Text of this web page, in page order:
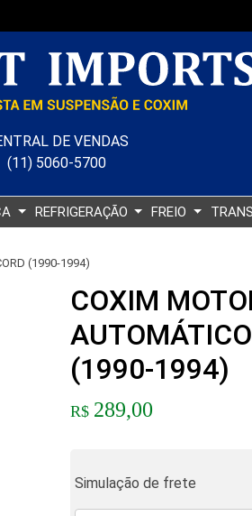
DE VENDAS
(11) 5060-5700
REFRIGERAÇÃO FREIO
(1990-1994)
COXIM
(1990-1994)
R$ 289,00
Simulação de frete